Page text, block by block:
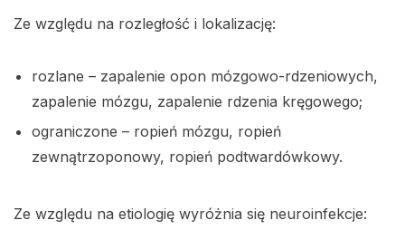
Ze względu na rozległość i lokalizację:
rozlane – zapalenie opon mózgowo-rdzeniowych,
zapalenie mózgu, zapalenie rdzenia kręgowego;
ograniczone – ropień mózgu, ropień
zewnątrzoponowy, ropień podtwardówkowy.
Ze względu na etiologię wyróżnia się neuroinfekcje: